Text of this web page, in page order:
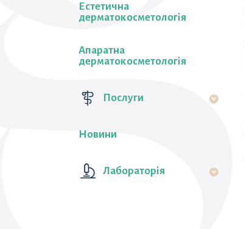
Естетична
дерматокосметологія
Апаратна
дерматокосметологія
Послуги
Новини
Лабораторiя